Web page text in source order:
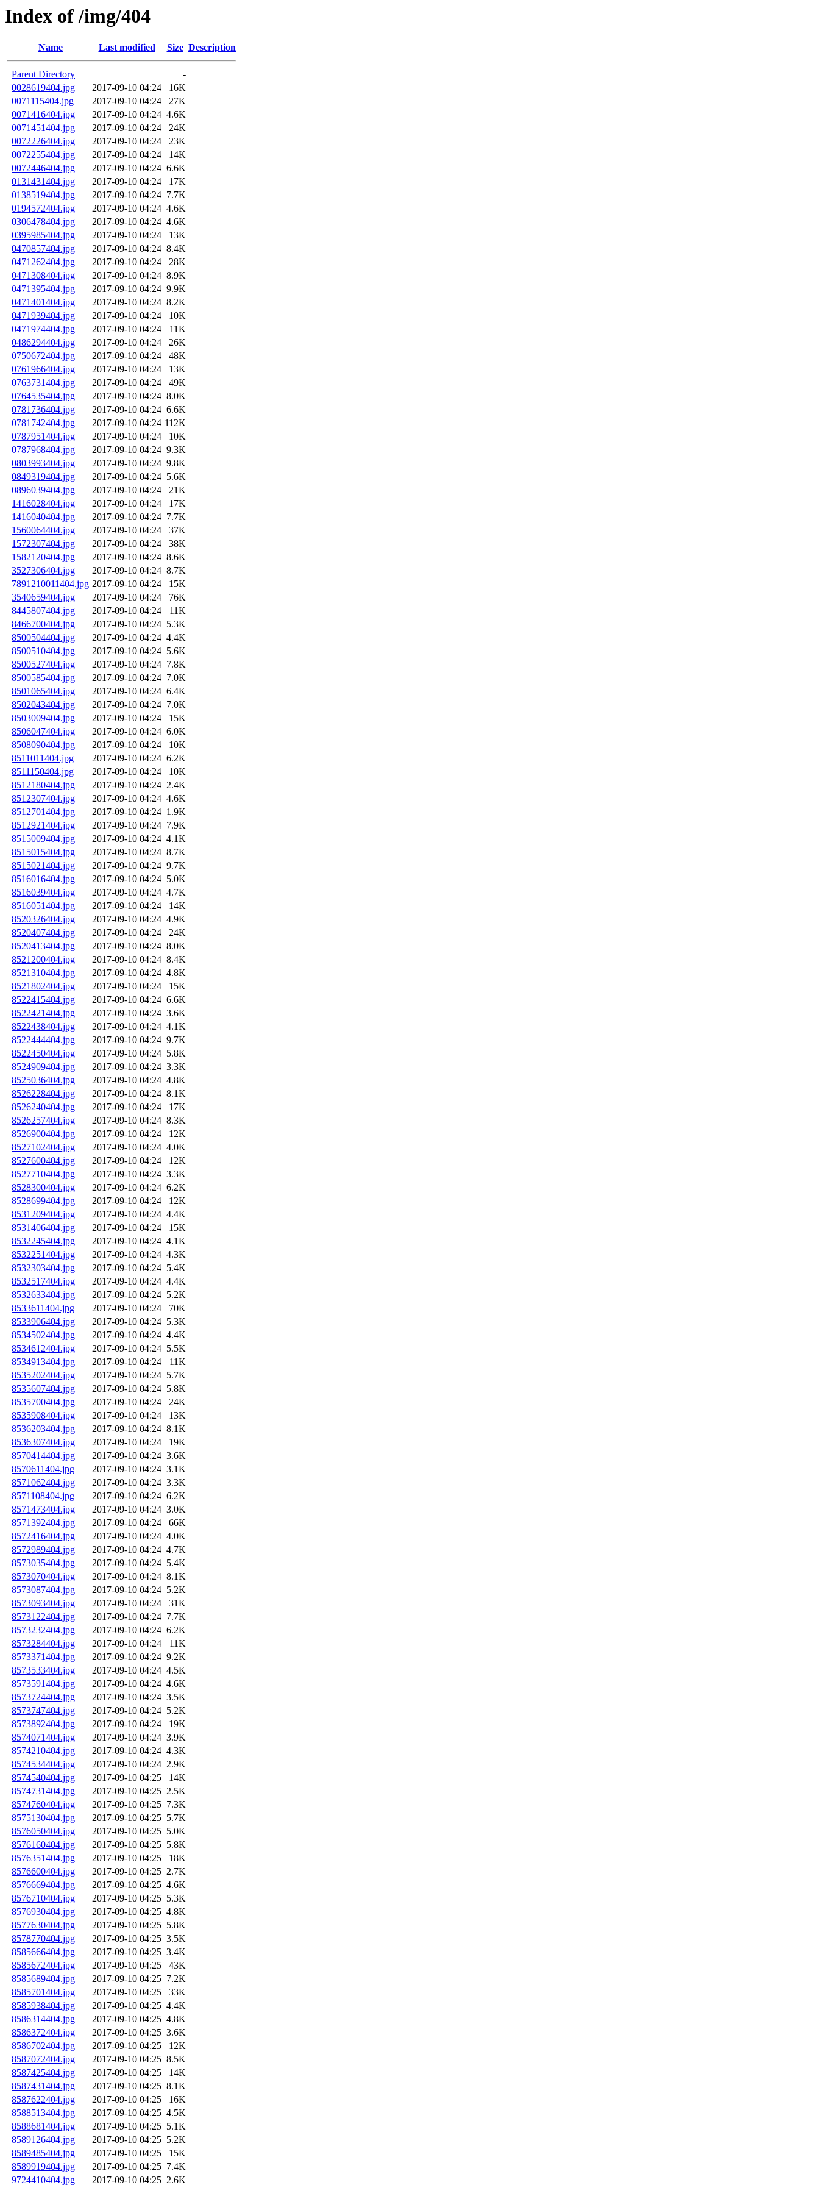
Index of /img/404
Name Last modified Size Description
Parent Directory
-
0028619404.jpg
2017-09-10 04:24
16K
0071115404.jpg
2017-09-10 04:24
27K
0071416404.jpg
2017-09-10 04:24 4.6K
0071451404.jpg
2017-09-10 04:24
24K
0072226404.jpg
2017-09-10 04:24
23K
0072255404.jpg
2017-09-10 04:24
14K
0072446404.jpg
2017-09-10 04:24 6.6K
0131431404.jpg
2017-09-10 04:24
17K
0138519404.jpg
2017-09-10 04:24 7.7K
0194572404.jpg
2017-09-10 04:24 4.6K
0306478404.jpg
2017-09-10 04:24 4.6K
0395985404.jpg
2017-09-10 04:24
13K
0470857404.jpg
2017-09-10 04:24 8.4K
0471262404.jpg
2017-09-10 04:24
28K
0471308404.jpg
2017-09-10 04:24 8.9K
0471395404.jpg
2017-09-10 04:24 9.9K
0471401404.jpg
2017-09-10 04:24 8.2K
0471939404.jpg
2017-09-10 04:24
10K
0471974404.jpg
2017-09-10 04:24
11K
0486294404.jpg
2017-09-10 04:24
26K
0750672404.jpg
2017-09-10 04:24
48K
0761966404.jpg
2017-09-10 04:24
13K
0763731404.jpg
2017-09-10 04:24
49K
0764535404.jpg
2017-09-10 04:24 8.0K
0781736404.jpg
2017-09-10 04:24 6.6K
0781742404.jpg
2017-09-10 04:24 112K
0787951404.jpg
2017-09-10 04:24
10K
0787968404.jpg
2017-09-10 04:24 9.3K
0803993404.jpg
2017-09-10 04:24 9.8K
0849319404.jpg
2017-09-10 04:24 5.6K
0896039404.jpg
2017-09-10 04:24
21K
1416028404.jpg
2017-09-10 04:24
17K
1416040404.jpg
2017-09-10 04:24 7.7K
1560064404.jpg
2017-09-10 04:24
37K
1572307404.jpg
2017-09-10 04:24
38K
1582120404.jpg
2017-09-10 04:24 8.6K
3527306404.jpg
2017-09-10 04:24 8.7K
7891210011404.jpg 2017-09-10 04:24
15K
3540659404.jpg
2017-09-10 04:24
76K
8445807404.jpg
2017-09-10 04:24
11K
8466700404.jpg
2017-09-10 04:24 5.3K
8500504404.jpg
2017-09-10 04:24 4.4K
8500510404.jpg
2017-09-10 04:24 5.6K
8500527404.jpg
2017-09-10 04:24 7.8K
8500585404.jpg
2017-09-10 04:24 7.0K
8501065404.jpg
2017-09-10 04:24 6.4K
8502043404.jpg
2017-09-10 04:24 7.0K
8503009404.jpg
2017-09-10 04:24
15K
8506047404.jpg
2017-09-10 04:24 6.0K
8508090404.jpg
2017-09-10 04:24
10K
8511011404.jpg
2017-09-10 04:24 6.2K
8511150404.jpg
2017-09-10 04:24
10K
8512180404.jpg
2017-09-10 04:24 2.4K
8512307404.jpg
2017-09-10 04:24 4.6K
8512701404.jpg
2017-09-10 04:24 1.9K
8512921404.jpg
2017-09-10 04:24 7.9K
8515009404.jpg
2017-09-10 04:24 4.1K
8515015404.jpg
2017-09-10 04:24 8.7K
8515021404.jpg
2017-09-10 04:24 9.7K
8516016404.jpg
2017-09-10 04:24 5.0K
8516039404.jpg
2017-09-10 04:24 4.7K
8516051404.jpg
2017-09-10 04:24
14K
8520326404.jpg
2017-09-10 04:24 4.9K
8520407404.jpg
2017-09-10 04:24
24K
8520413404.jpg
2017-09-10 04:24 8.0K
8521200404.jpg
2017-09-10 04:24 8.4K
8521310404.jpg
2017-09-10 04:24 4.8K
8521802404.jpg
2017-09-10 04:24
15K
8522415404.jpg
2017-09-10 04:24 6.6K
8522421404.jpg
2017-09-10 04:24 3.6K
8522438404.jpg
2017-09-10 04:24 4.1K
8522444404.jpg
2017-09-10 04:24 9.7K
8522450404.jpg
2017-09-10 04:24 5.8K
8524909404.jpg
2017-09-10 04:24 3.3K
8525036404.jpg
2017-09-10 04:24 4.8K
8526228404.jpg
2017-09-10 04:24 8.1K
8526240404.jpg
2017-09-10 04:24
17K
8526257404.jpg
2017-09-10 04:24 8.3K
8526900404.jpg
2017-09-10 04:24
12K
8527102404.jpg
2017-09-10 04:24 4.0K
8527600404.jpg
2017-09-10 04:24
12K
8527710404.jpg
2017-09-10 04:24 3.3K
8528300404.jpg
2017-09-10 04:24 6.2K
8528699404.jpg
2017-09-10 04:24
12K
8531209404.jpg
2017-09-10 04:24 4.4K
8531406404.jpg
2017-09-10 04:24
15K
8532245404.jpg
2017-09-10 04:24 4.1K
8532251404.jpg
2017-09-10 04:24 4.3K
8532303404.jpg
2017-09-10 04:24 5.4K
8532517404.jpg
2017-09-10 04:24 4.4K
8532633404.jpg
2017-09-10 04:24 5.2K
8533611404.jpg
2017-09-10 04:24
70K
8533906404.jpg
2017-09-10 04:24 5.3K
8534502404.jpg
2017-09-10 04:24 4.4K
8534612404.jpg
2017-09-10 04:24 5.5K
8534913404.jpg
2017-09-10 04:24
11K
8535202404.jpg
2017-09-10 04:24 5.7K
8535607404.jpg
2017-09-10 04:24 5.8K
8535700404.jpg
2017-09-10 04:24
24K
8535908404.jpg
2017-09-10 04:24
13K
8536203404.jpg
2017-09-10 04:24 8.1K
8536307404.jpg
2017-09-10 04:24
19K
8570414404.jpg
2017-09-10 04:24 3.6K
8570611404.jpg
2017-09-10 04:24 3.1K
8571062404.jpg
2017-09-10 04:24 3.3K
8571108404.jpg
2017-09-10 04:24 6.2K
8571473404.jpg
2017-09-10 04:24 3.0K
8571392404.jpg
2017-09-10 04:24
66K
8572416404.jpg
2017-09-10 04:24 4.0K
8572989404.jpg
2017-09-10 04:24 4.7K
8573035404.jpg
2017-09-10 04:24 5.4K
8573070404.jpg
2017-09-10 04:24 8.1K
8573087404.jpg
2017-09-10 04:24 5.2K
8573093404.jpg
2017-09-10 04:24
31K
8573122404.jpg
2017-09-10 04:24 7.7K
8573232404.jpg
2017-09-10 04:24 6.2K
8573284404.jpg
2017-09-10 04:24
11K
8573371404.jpg
2017-09-10 04:24 9.2K
8573533404.jpg
2017-09-10 04:24 4.5K
8573591404.jpg
2017-09-10 04:24 4.6K
8573724404.jpg
2017-09-10 04:24 3.5K
8573747404.jpg
2017-09-10 04:24 5.2K
8573892404.jpg
2017-09-10 04:24
19K
8574071404.jpg
2017-09-10 04:24 3.9K
8574210404.jpg
2017-09-10 04:24 4.3K
8574534404.jpg
2017-09-10 04:24 2.9K
8574540404.jpg
2017-09-10 04:25
14K
8574731404.jpg
2017-09-10 04:25 2.5K
8574760404.jpg
2017-09-10 04:25 7.3K
8575130404.jpg
2017-09-10 04:25 5.7K
8576050404.jpg
2017-09-10 04:25 5.0K
8576160404.jpg
2017-09-10 04:25 5.8K
8576351404.jpg
2017-09-10 04:25
18K
8576600404.jpg
2017-09-10 04:25 2.7K
8576669404.jpg
2017-09-10 04:25 4.6K
8576710404.jpg
2017-09-10 04:25 5.3K
8576930404.jpg
2017-09-10 04:25 4.8K
8577630404.jpg
2017-09-10 04:25 5.8K
8578770404.jpg
2017-09-10 04:25 3.5K
8585666404.jpg
2017-09-10 04:25 3.4K
8585672404.jpg
2017-09-10 04:25
43K
8585689404.jpg
2017-09-10 04:25 7.2K
8585701404.jpg
2017-09-10 04:25
33K
8585938404.jpg
2017-09-10 04:25 4.4K
8586314404.jpg
2017-09-10 04:25 4.8K
8586372404.jpg
2017-09-10 04:25 3.6K
8586702404.jpg
2017-09-10 04:25
12K
8587072404.jpg
2017-09-10 04:25 8.5K
8587425404.jpg
2017-09-10 04:25
14K
8587431404.jpg
2017-09-10 04:25 8.1K
8587622404.jpg
2017-09-10 04:25
16K
8588513404.jpg
2017-09-10 04:25 4.5K
8588681404.jpg
2017-09-10 04:25 5.1K
8589126404.jpg
2017-09-10 04:25 5.2K
8589485404.jpg
2017-09-10 04:25
15K
8589919404.jpg
2017-09-10 04:25 7.4K
9724410404.jpg
2017-09-10 04:25 2.6K